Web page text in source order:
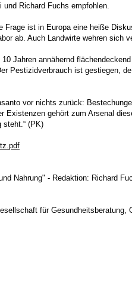
und Richard Fuchs empfohlen.
ist in Europa eine heiße
ab. Auch Landwirte wehren sich
Jahren annähernd
Pestizidverbrauch ist gestiegen,
vor nichts zurück:
gehört zum Arsenal
steht.“ (PK)
Nahrung" - Redaktion: Richard
für